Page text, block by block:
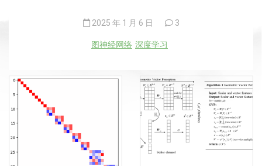
2025 年 1 月 6 日 3
图神经网络 深度学习